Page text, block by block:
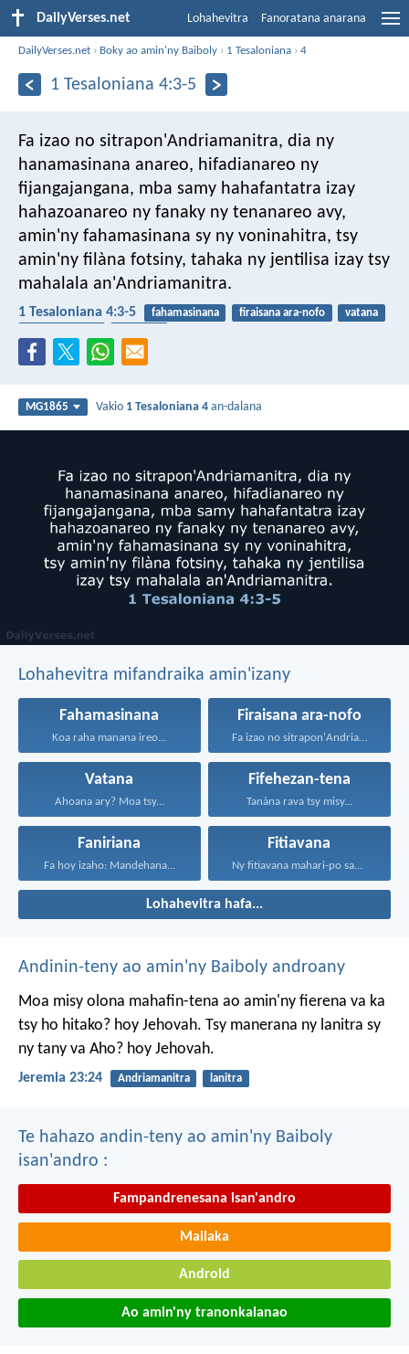
DailyVerses.net Lohahevitra Fanoratana anarana
DailyVerses.net › Boky ao amin'ny Baiboly › 1 Tesaloniana ›4
1 Tesaloniana 4:3-5
Fa izao no sitrapon'Andriamanitra, dia ny
hanamasinana anareo, hifadianareo ny
fijangajangana, mba samy hahafantatra izay
hahazoanareo ny fanaky ny tenanareo avy,
amin'ny fahamasinana sy ny voninahitra, tsy
amin'ny filàna fotsiny, tahaka ny jentilisa izay tsy
mahalala an'Andriamanitra.
1 Tesaloniana 4:3-5 fahamasinana firaisana ara-nofo
vatana
MG1865 Vakio 1 Tesaloniana 4 an-dalana
Lohahevitra mifandraika amin'izany
Fahamasinana
Koa raha manana ireo...
Firaisana ara-nofo
Fa izao no sitrapon'Andriamanitra...
Vatana
Ahoana ary? Moa tsy...
Fifehezan-tena
Tanàna rava tsy misy...
Faniriana
Fa hoy izaho: Mandehana...
Fitiavana
Ny fitiavana mahari-po sady...
Lohahevitra hafa...
Andinin-teny ao amin'ny Baiboly androany
Moa misy olona mahafin-tena ao amin'ny fierena va ka
tsy ho hitako? hoy Jehovah. Tsy manerana ny lanitra sy
ny tany va Aho? hoy Jehovah.
Jeremia 23:24 Andriamanitra lanitra
Te hahazo andin-teny ao amin'ny Baiboly
isan'andro :
Fampandrenesana isan'andro
Mailaka
Android
Ao amin'ny tranonkalanao